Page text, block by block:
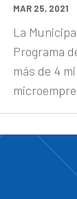
MAR 25, 2021
La
Programa
más de 4